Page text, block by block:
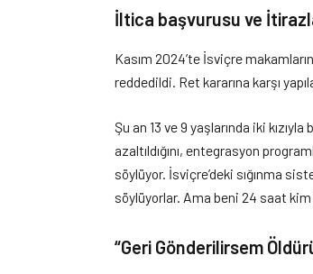
İltica başvurusu ve
Kasım 2024’te İsviçre
reddedildi. Ret kararına karşı
Şu an 13 ve 9 yaşlarında iki
azaltıldığını, entegrasyon
söylüyor. İsviçre’deki sığınma
söylüyorlar. Ama beni 24 saat
“Geri Gönderilirsem